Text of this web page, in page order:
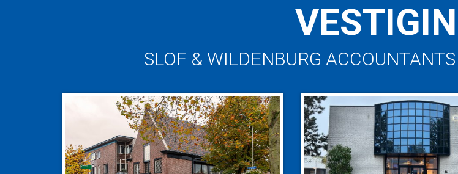
SLOF & WILDENBURG